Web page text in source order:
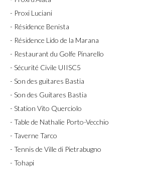
- Proxi Luciani
- Résidence Benista
- Résidence Lido de la Marana
- Restaurant du Golfe Pinarello
- Sécurité Civile UIISC5
- Son des guitares Bastia
- Son des Guitares Bastia
- Station Vito Querciolo
- Table de Nathalie Porto-Vecchio
- Taverne Tarco
- Tennis de Ville di Pietrabugno
- Tohapi